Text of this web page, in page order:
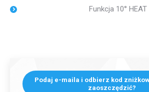
Funkcja 10° HEAT
Podaj e-maila i odbierz kod
zaoszczędzić?